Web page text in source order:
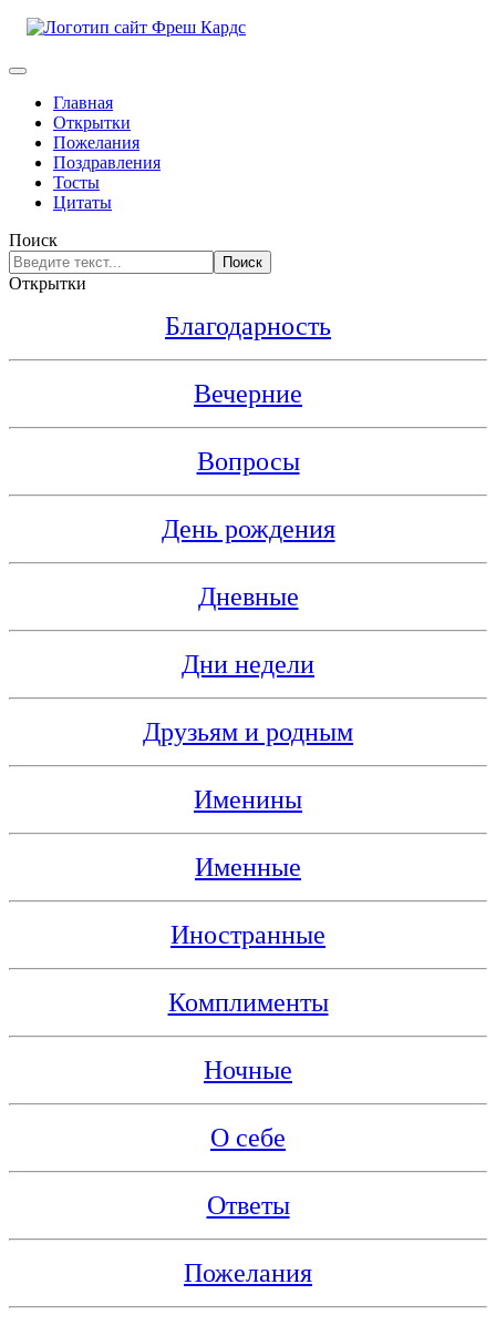
Главная
Открытки
Пожелания
Поздравления
Тосты
Цитаты
Поиск
Поиск
Открытки
Благодарность
Вечерние
Вопросы
День рождения
Дневные
Дни недели
Друзьям и родным
Именины
Именные
Иностранные
Комплименты
Ночные
О себе
Ответы
Пожелания